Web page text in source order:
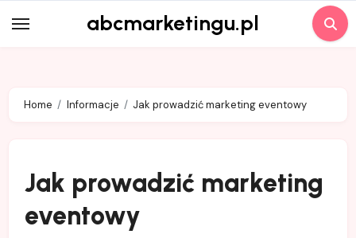
to
abcmarketingu.pl
Home Informacje Jak prowadzić marketing eventowy
Jak prowadzić marketing
eventowy